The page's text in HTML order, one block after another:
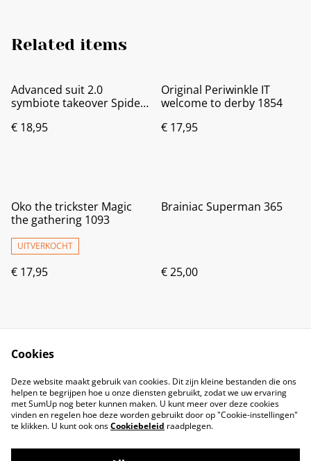
Related items
Advanced suit 2.0
symbiote takeover Spider-
€ 18,95
Original Periwinkle IT
welcome to derby 1854
€ 17,95
Oko the trickster Magic
the gathering 1093
UITVERKOCHT
€ 17,95
Brainiac Superman 365
€ 25,00
Cookies
Deze website maakt gebruik van cookies. Dit zijn kleine bestanden die ons
helpen te begrijpen hoe u onze diensten gebruikt, zodat we uw ervaring
met SumUp nog beter kunnen maken. U kunt meer over deze cookies
vinden en regelen hoe deze worden gebruikt door op "Cookie-instellingen"
te klikken. U kunt ook onsCookiebeleid raadplegen.